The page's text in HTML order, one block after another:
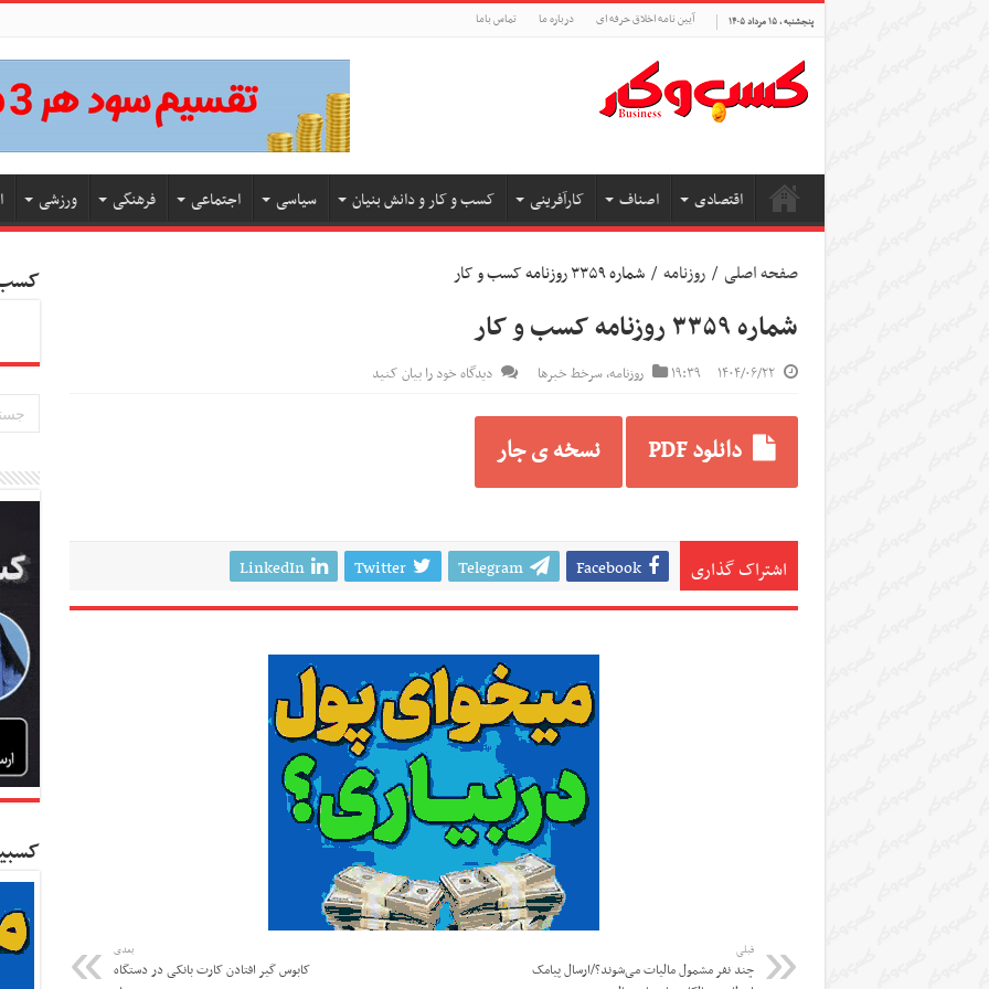
پنجشنبه , ۱۵ مرداد ۱۴۰۵ آیین نامه اخلاق حرفه ای درباره ما تماس باما
اقتصادی اصناف کارآفرینی کسب و کار و دانش بنیان سیاسی اجتماعی فرهنگی ورزشی
صفحه اصلی / روزنامه / شماره ۳۳۵۹ روزنامه کسب و کار
شماره ۳۳۵۹ روزنامه کسب و کار
۱۴۰۴/۰۶/۲۲ ۱۹:۳۹ روزنامه,سرخط خبرها دیدگاه خود را بیان کنید
دانلود PDF نسخه ی جار
اشتراک گذاری Facebook
Telegram
Twitter
LinkedIn
قبلی
چند نفر مشمول مالیات می‌شوند؟/ارسال پیامک
بعدی
کابوس گیر افتادن کارت‌ بانکی در دستگاه
کسب